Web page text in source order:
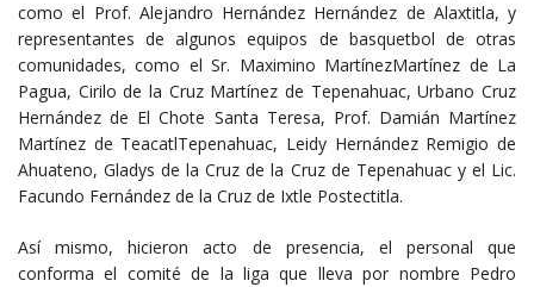
como el Prof. Alejandro Hernández Hernández de Alaxtitla, y
representantes de algunos equipos de basquetbol de otras
comunidades, como el Sr. Maximino MartínezMartínez de La
Pagua, Cirilo de la Cruz Martínez de Tepenahuac, Urbano Cruz
Hernández de El Chote Santa Teresa, Prof. Damián Martínez
Martínez de TeacatlTepenahuac, Leidy Hernández Remigio de
Ahuateno, Gladys de la Cruz de la Cruz de Tepenahuac y el Lic.
Facundo Fernández de la Cruz de Ixtle Postectitla.
Así mismo, hicieron acto de presencia, el personal que
conforma el comité de la liga que lleva por nombre Pedro